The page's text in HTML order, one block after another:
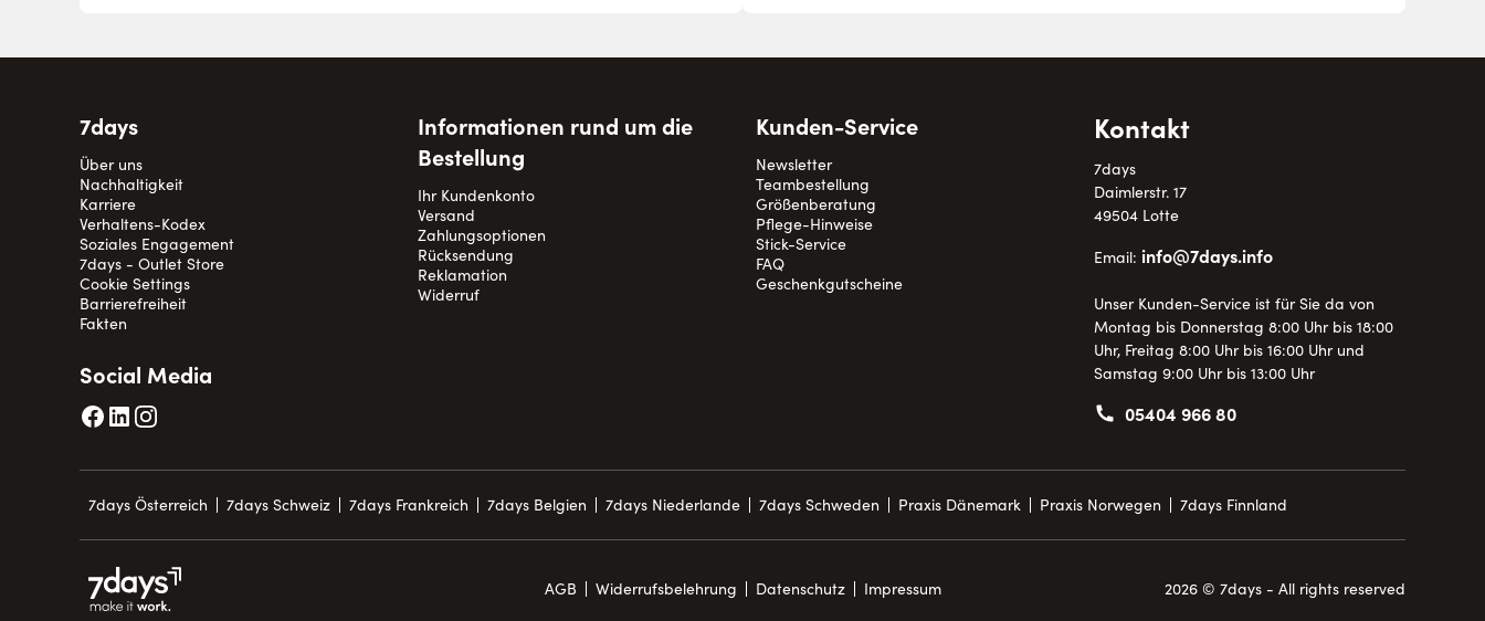
7days
Über uns
Nachhaltigkeit
Karriere
Verhaltens-Kodex
Soziales Engagement
7days - Outlet Store
Cookie Settings
Barrierefreiheit
Fakten
Informationen rund um die
Bestellung
Ihr Kundenkonto
Versand
Zahlungsoptionen
Rücksendung
Reklamation
Widerruf
Kunden-Service
Newsletter
Teambestellung
Größenberatung
Pflege-Hinweise
Stick-Service
FAQ
Geschenkgutscheine
Kontakt
7days
Daimlerstr. 17
49504 Lotte
Email: info@7days.info
Unser Kunden-Service ist für Sie da von
Montag bis Donnerstag 8:00 Uhr bis 18:00
Uhr, Freitag 8:00 Uhr bis 16:00 Uhr und
Samstag 9:00 Uhr bis 13:00 Uhr
05404 966 80
Social Media
7days Österreich 7days Schweiz 7days Frankreich 7days Belgien 7days Niederlande 7days Schweden Praxis Dänemark Praxis Norwegen 7days Finnland
AGB Widerrufsbelehrung Datenschutz Impressum 2026 © 7days - All rights reserved